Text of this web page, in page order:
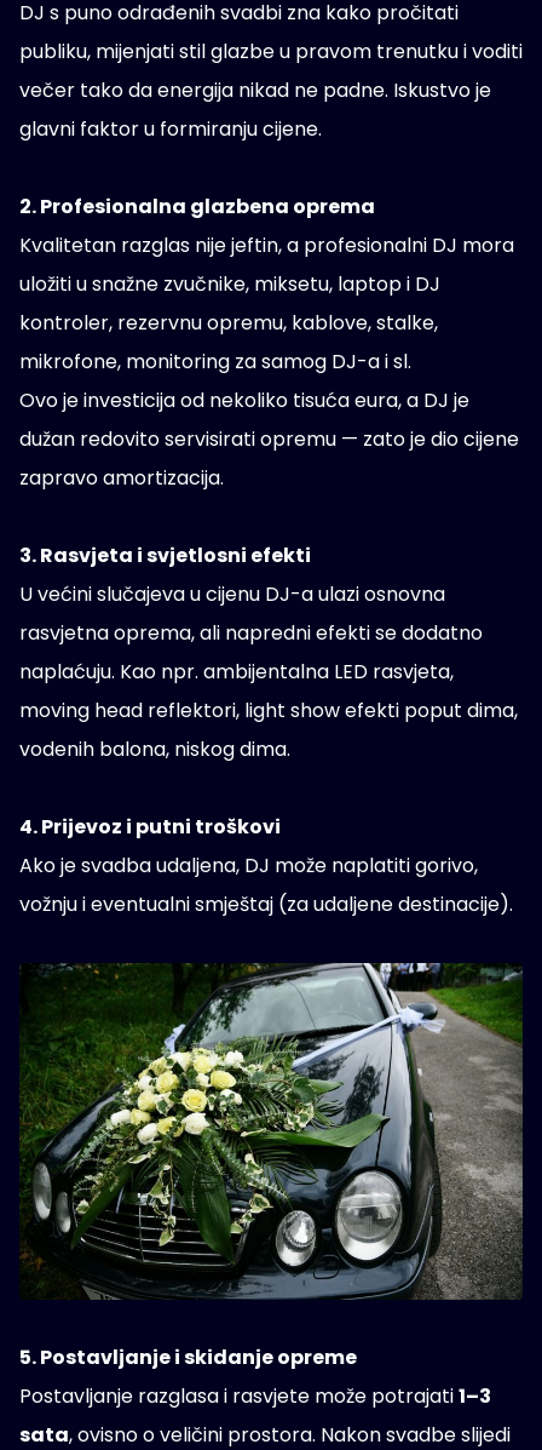
DJ s puno odrađenih svadbi zna kako pročitati
publiku, mijenjati stil glazbe u pravom trenutku i voditi
večer tako da energija nikad ne padne. Iskustvo je
glavni faktor u formiranju cijene.
2. Profesionalna glazbena oprema
Kvalitetan razglas nije jeftin, a profesionalni DJ mora
uložiti u snažne zvučnike, miksetu, laptop i DJ
kontroler, rezervnu opremu, kablove, stalke,
mikrofone, monitoring za samog DJ-a i sl.
Ovo je investicija od nekoliko tisuća eura, a DJ je
dužan redovito servisirati opremu — zato je dio cijene
zapravo amortizacija.
3. Rasvjeta i svjetlosni efekti
U većini slučajeva u cijenu DJ-a ulazi osnovna
rasvjetna oprema, ali napredni efekti se dodatno
naplaćuju. Kao npr. ambijentalna LED rasvjeta,
moving head reflektori, light show efekti poput dima,
vodenih balona, niskog dima.
4. Prijevoz i putni troškovi
Ako je svadba udaljena, DJ može naplatiti gorivo,
vožnju i eventualni smještaj (za udaljene destinacije).
5. Postavljanje i skidanje opreme
Postavljanje razglasa i rasvjete može potrajati1–3
sata, ovisno o veličini prostora. Nakon svadbe slijedi